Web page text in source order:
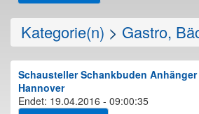
Kategorie(n) > Gastro,
Schausteller Schankbuden Anhänger
Hannover
Endet: 19.04.2016 - 09:00:35